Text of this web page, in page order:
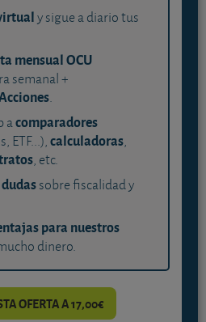
y sigue a diario tus
mensual OCU
semanal +
.
acomparadores
ETF...),calculadoras,
, etc.
sobre fiscalidad y
para nuestros
dinero.
OFERTA A 17,00€